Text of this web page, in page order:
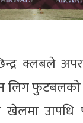
क्लबले
लिग
उापधि